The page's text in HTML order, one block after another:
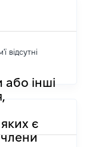
відсутні
інші
є
члени